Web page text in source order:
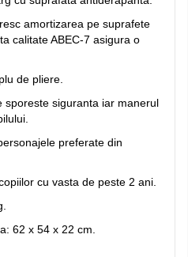
amortizarea pe suprafete
calitate ABEC-7 asigura o
de pliere.
sporeste siguranta iar manerul
preferate din
cu vasta de peste 2 ani.
62 x 54 x 22 cm.